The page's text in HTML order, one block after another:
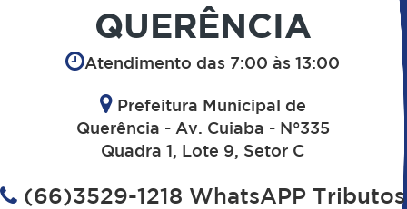
QUERÊNCIA
Atendimento das 7:00 às 13:00
Prefeitura Municipal de
Querência - Av. Cuiaba - N°335
Quadra 1, Lote 9, Setor C
(66)3529-1218 WhatsAPP Tributos